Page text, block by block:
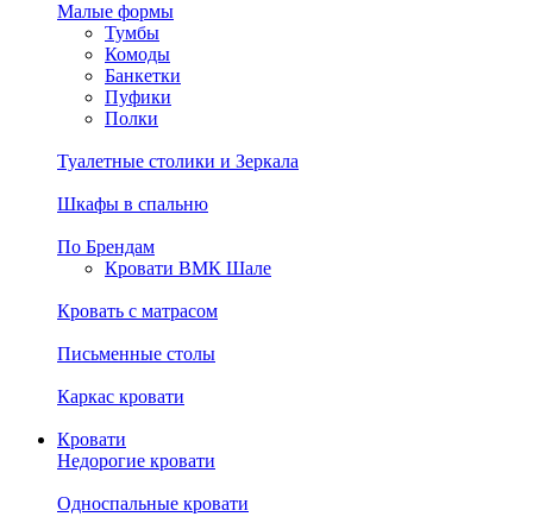
Малые формы
Тумбы
Комоды
Банкетки
Пуфики
Полки
Туалетные столики и Зеркала
Шкафы в спальню
По Брендам
Кровати ВМК Шале
Кровать с матрасом
Письменные столы
Каркас кровати
Кровати
Недорогие кровати
Односпальные кровати